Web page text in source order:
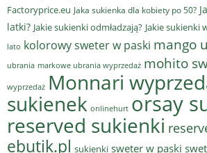
Factoryprice.eu Jaka sukienka dla kobiety po 50?
latki? Jakie sukienki odmładzają? Jakie sukienki
lato kolorowy sweter w paski mango
ubrania markowe ubrania wyprzedaż mohito
wyprzedaż Monnari
sukienek onlinehurt orsay
reserved sukienki
ebutik.pl sukienki sweter w paski